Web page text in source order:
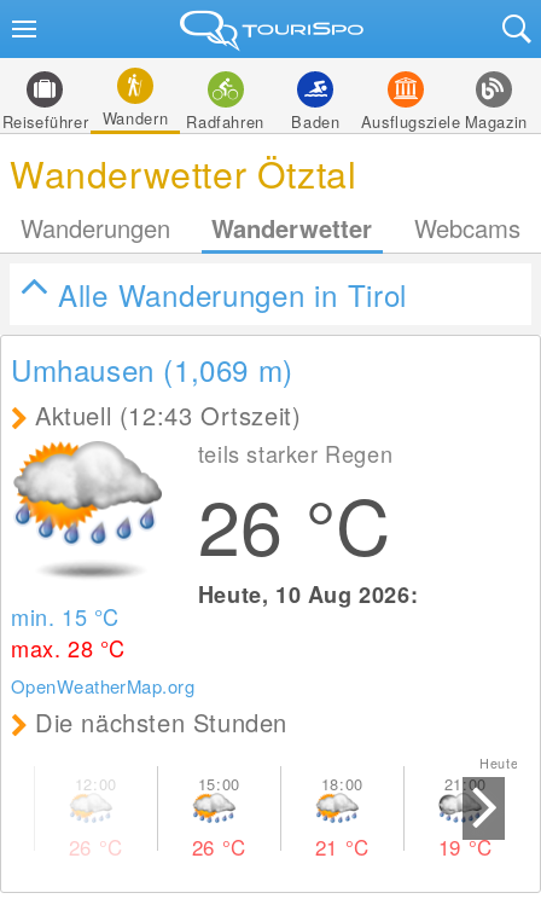
Reiseführer Wandern Radfahren Baden Ausflugsziele Magazin
Wanderwetter Ötztal
Wanderungen Wanderwetter Webcams
Alle Wanderungen in Tirol
Umhausen (1,069 m)
Aktuell (12:43 Ortszeit)
min. 15 °C
max. 28 °C
OpenWeatherMap.org
teils starker Regen
26 °C
Heute, 10 Aug 2026:
Die nächsten Stunden
26 °C 26 °C 21 °C 19°C
Heute